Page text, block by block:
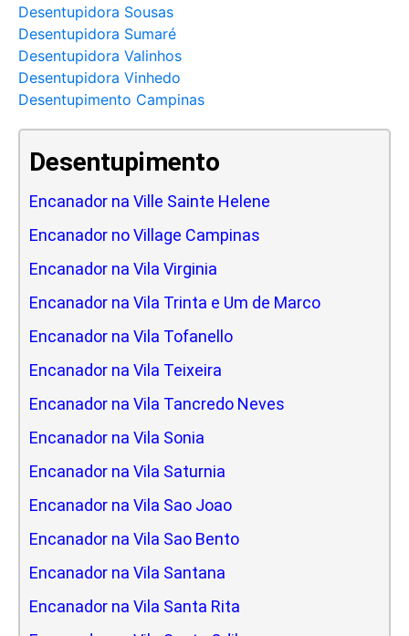
Desentupidora Sousas
Desentupidora Sumaré
Desentupidora Valinhos
Desentupidora Vinhedo
Desentupimento Campinas
Desentupimento
Encanador na Ville Sainte Helene
Encanador no Village Campinas
Encanador na Vila Virginia
Encanador na Vila Trinta e Um de Marco
Encanador na Vila Tofanello
Encanador na Vila Teixeira
Encanador na Vila Tancredo Neves
Encanador na Vila Sonia
Encanador na Vila Saturnia
Encanador na Vila Sao Joao
Encanador na Vila Sao Bento
Encanador na Vila Santana
Encanador na Vila Santa Rita